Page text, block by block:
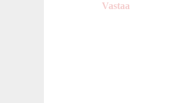
Vastaa